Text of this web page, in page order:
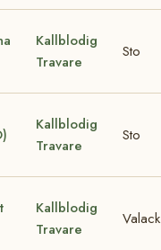
Kallblodig
Travare
Sto
Kallblodig
Travare
Sto
Kallblodig
Travare
Valack